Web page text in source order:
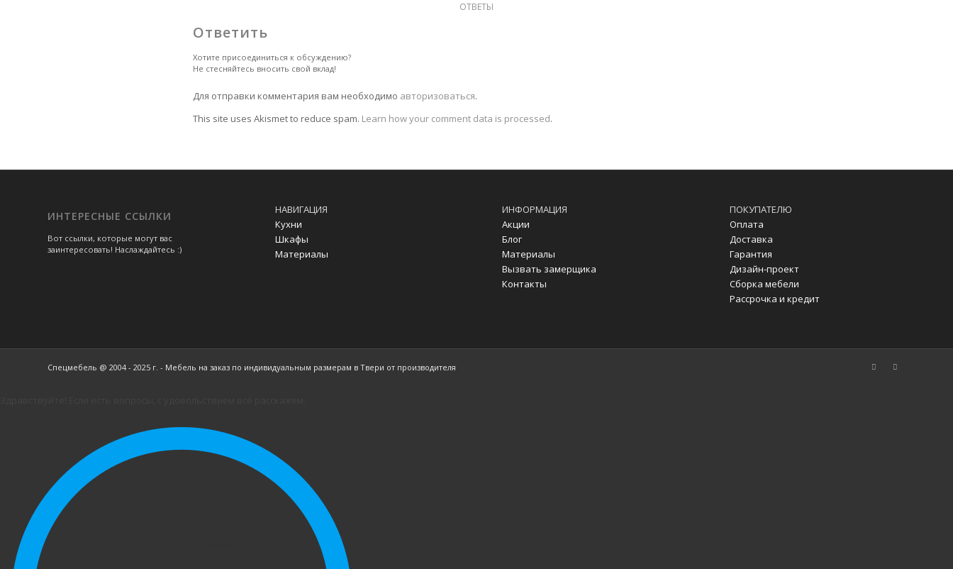
ОТВЕТЫ
Ответить
Хотите присоединиться к обсуждению?
Не стесняйтесь вносить свой вклад!
Для отправки комментария вам необходимо авторизоваться.
This site uses Akismet to reduce spam. Learn how your comment data is processed.
ИНТЕРЕСНЫЕ ССЫЛКИ
Вот ссылки, которые могут вас
заинтересовать! Наслаждайтесь :)
НАВИГАЦИЯ
Кухни
Шкафы
Материалы
ИНФОРМАЦИЯ
Акции
Блог
Материалы
Вызвать замерщика
Контакты
ПОКУПАТЕЛЮ
Оплата
Доставка
Гарантия
Дизайн-проект
Сборка мебели
Рассрочка и кредит
Спецмебель @ 2004 - 2025 г. - Мебель на заказ по индивидуальным размерам в Твери от производителя